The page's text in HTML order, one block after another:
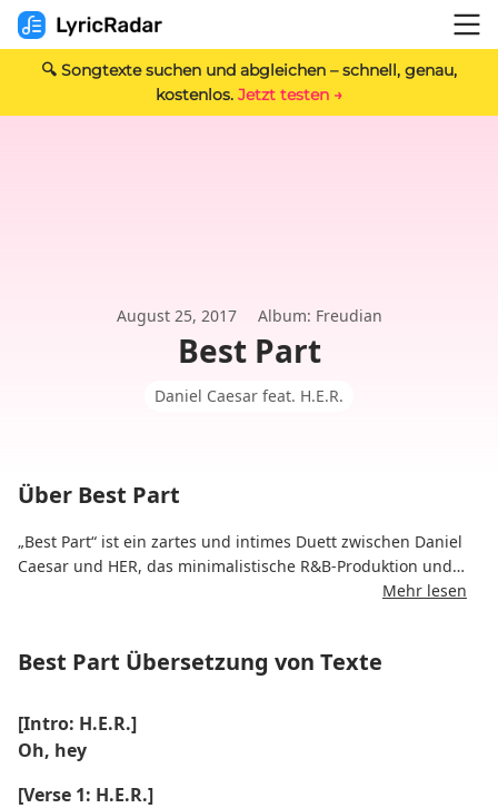
🔍 Songtexte suchen und abgleichen – schnell, genau,
kostenlos. Jetzt testen →
August 25, 2017 Album: Freudian
Best Part
Daniel Caesar feat. H.E.R.
Über Best Part
„Best Part“ ist ein zartes und intimes Duett zwischen Daniel
Caesar und HER, das minimalistische R&B-Produktion und
Schönheit des Verliebtseins aus, wenn die andere Person
Mit seinen sanften Gitarrenklängen und der harmonischen
Darbietung wurde der Track zu einem modernen Klassiker
des Soul und des zeitgenössischen R&B.
Mehr lesen
Best Part Übersetzung von Texte
[Intro: H.E.R.]
Oh, hey
[Verse 1: H.E.R.]